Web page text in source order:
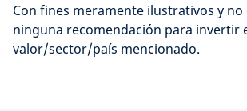
Con fines meramente ilustrativos y
ninguna recomendación para invertir
valor/sector/país mencionado.